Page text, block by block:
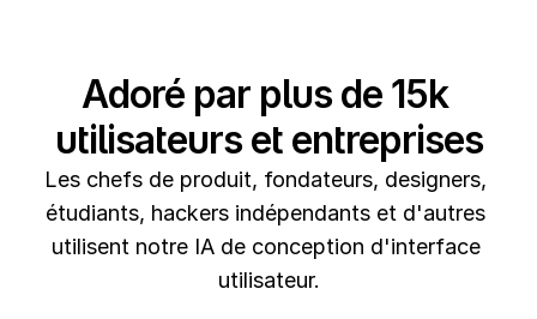
Adoré par plus de 15k
utilisateurs et entreprises
Les chefs de produit, fondateurs, designers,
étudiants, hackers indépendants et d'autres
utilisent notre IA de conception d'interface
utilisateur.